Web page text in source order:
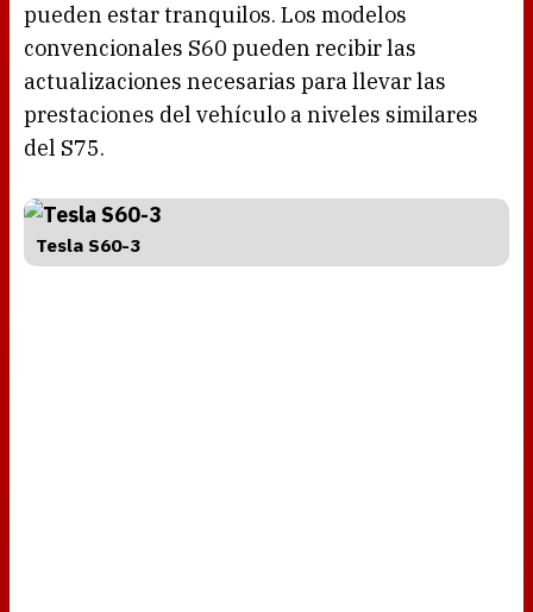
pueden estar tranquilos. Los modelos
convencionales S60 pueden recibir las
actualizaciones necesarias para llevar las
prestaciones del vehículo a niveles similares
del S75.
Tesla S60-3